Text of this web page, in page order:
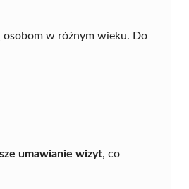
osobom w różnym wieku. Do
umawianie wizyt, co